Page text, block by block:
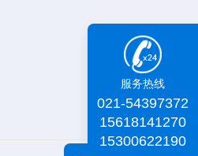
服务热线
021-54397372
15618141270
15300622190